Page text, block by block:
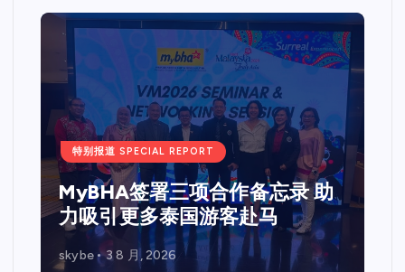
特别报道 SPECIAL REPORT
Web 3.0 + IPO Summit吉隆坡
站圆满落幕国际重量级嘉宾齐聚
马来西亚 共探Web3、资本市场
与企业未来发展新机遇
skybe 7 7 月, 2026